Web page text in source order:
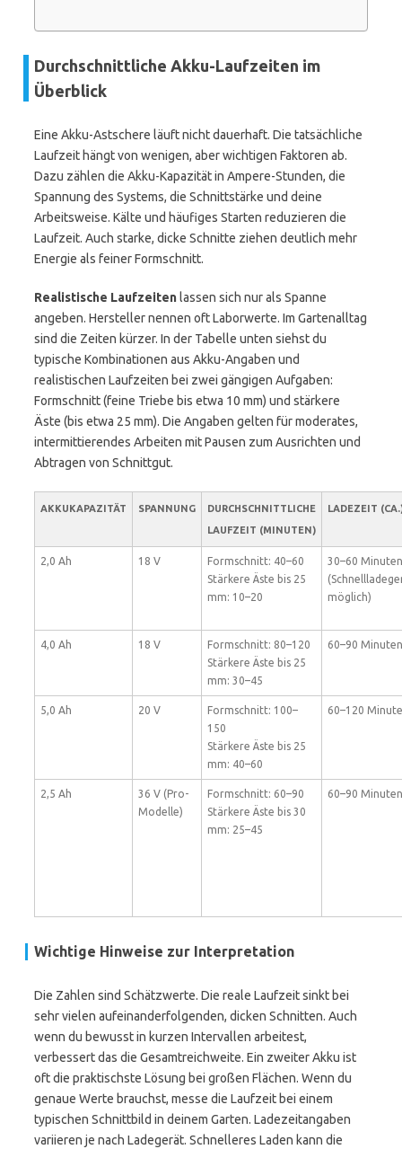
Durchschnittliche Akku-Laufzeiten im
Überblick
Eine Akku-Astschere läuft nicht dauerhaft. Die tatsächliche
Laufzeit hängt von wenigen, aber wichtigen Faktoren ab.
Dazu zählen die Akku-Kapazität in Ampere-Stunden, die
Spannung des Systems, die Schnittstärke und deine
Arbeitsweise. Kälte und häufiges Starten reduzieren die
Laufzeit. Auch starke, dicke Schnitte ziehen deutlich mehr
Energie als feiner Formschnitt.
Realistische Laufzeiten lassen sich nur als Spanne
angeben. Hersteller nennen oft Laborwerte. Im Gartenalltag
sind die Zeiten kürzer. In der Tabelle unten siehst du
typische Kombinationen aus Akku-Angaben und
realistischen Laufzeiten bei zwei gängigen Aufgaben:
Formschnitt (feine Triebe bis etwa 10 mm) und stärkere
Äste (bis etwa 25 mm). Die Angaben gelten für moderates,
intermittierendes Arbeiten mit Pausen zum Ausrichten und
Abtragen von Schnittgut.
AKKUKAPAZITÄT SPANNUNG
DURCHSCHNITTLICHE
LAUFZEIT (MINUTEN)
LADEZEIT
2,0 Ah 18 V
Formschnitt: 40–60
Stärkere Äste bis 25
mm: 10–20
30–60 Minuten
möglich)
4,0 Ah 18 V
Formschnitt: 80–120
Stärkere Äste bis 25
mm: 30–45
60–90 Minuten
5,0 Ah 20 V
Formschnitt: 100–
150
Stärkere Äste bis 25
mm: 40–60
60–120
2,5 Ah
36 V (Pro-
Modelle)
Formschnitt: 60–90
Stärkere Äste bis 30
mm: 25–45
60–90 Minuten
Wichtige Hinweise zur Interpretation
Die Zahlen sind Schätzwerte. Die reale Laufzeit sinkt bei
sehr vielen aufeinanderfolgenden, dicken Schnitten. Auch
wenn du bewusst in kurzen Intervallen arbeitest,
verbessert das die Gesamtreichweite. Ein zweiter Akku ist
oft die praktischste Lösung bei großen Flächen. Wenn du
genaue Werte brauchst, messe die Laufzeit bei einem
typischen Schnittbild in deinem Garten. Ladezeitangaben
variieren je nach Ladegerät. Schnelleres Laden kann die